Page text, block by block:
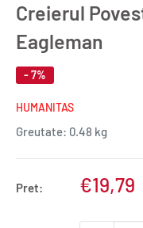
Creierul
Eagleman
- 7%
HUMANITAS
Greutate: 0.48 kg
Pret:
Pret
€19,79